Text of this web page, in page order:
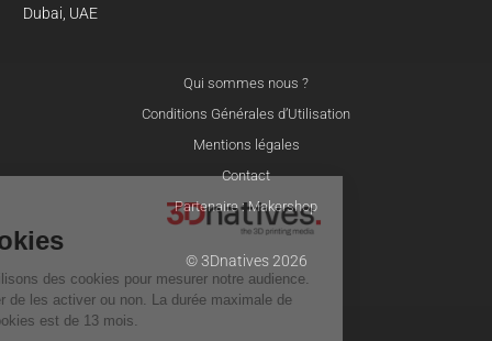
de nos cookies
Sur ce site, nous utilisons des cookies pour mesurer notre audience.
Vous pouvez décider de les activer ou non. La durée maximale de
conservation des cookies est de 13 mois.
Dubai, UAE
Qui sommes nous ?
Conditions Générales d’Utilisation
Mentions légales
Contact
Partenaire : Makershop
© 3Dnatives 2026